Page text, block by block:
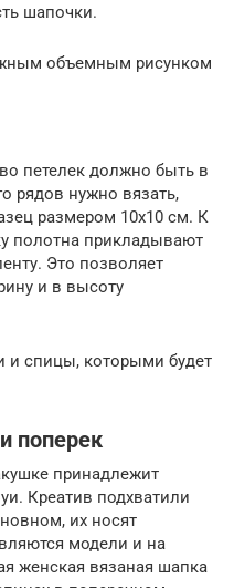
шапочки.
объемным рисунком
петелек должно быть в
рядов нужно вязать,
размером 10х10 см. К
полотна прикладывают
Это позволяет
и в высоту
и спицы, которыми будет
поперек
принадлежит
Креатив подхватили
их носят
модели и на
женская вязаная шапка